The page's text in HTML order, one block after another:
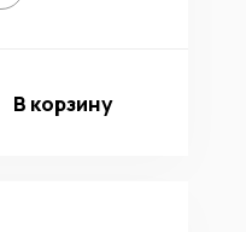
В корзину